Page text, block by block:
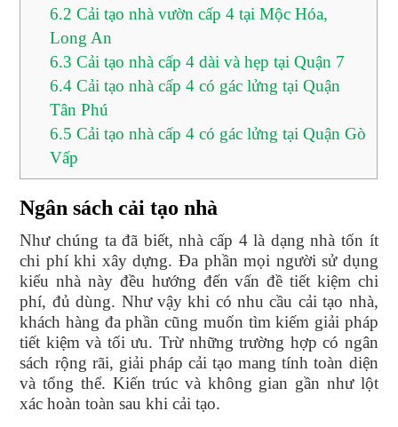
6.2 Cải tạo nhà vườn cấp 4 tại Mộc Hóa,
Long An
6.3 Cải tạo nhà cấp 4 dài và hẹp tại Quận 7
6.4 Cải tạo nhà cấp 4 có gác lửng tại Quận
Tân Phú
6.5 Cải tạo nhà cấp 4 có gác lửng tại Quận Gò
Vấp
Ngân sách cải tạo nhà
Như chúng ta đã biết, nhà cấp 4 là dạng nhà tốn ít
chi phí khi xây dựng. Đa phần mọi người sử dụng
kiểu nhà này đều hướng đến vấn đề tiết kiệm chi
phí, đủ dùng. Như vậy khi có nhu cầu cải tạo nhà,
khách hàng đa phần cũng muốn tìm kiếm giải pháp
tiết kiệm và tối ưu. Trừ những trường hợp có ngân
sách rộng rãi, giải pháp cải tạo mang tính toàn diện
và tổng thể. Kiến trúc và không gian gần như lột
xác hoàn toàn sau khi cải tạo.